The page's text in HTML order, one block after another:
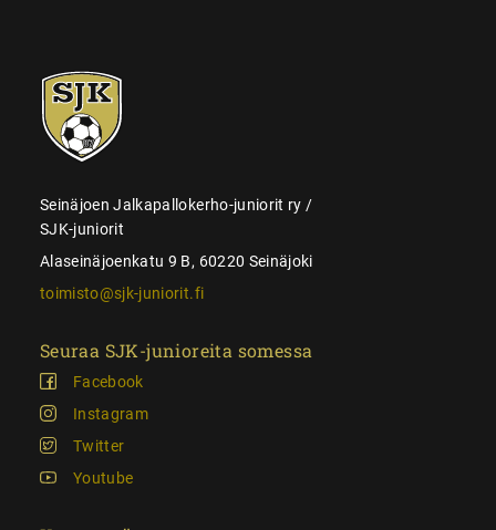
SJK-
juniorit
Seinäjoen Jalkapallokerho-juniorit ry /
SJK-juniorit
Alaseinäjoenkatu 9 B, 60220 Seinäjoki
toimisto@sjk-juniorit.fi
Seuraa SJK-junioreita somessa
Facebook
Instagram
Twitter
Youtube